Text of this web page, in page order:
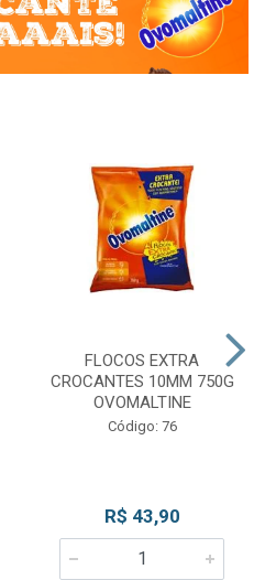
FLOCOS EXTRA
CROCANTES 10MM 750G
OVOMALTINE
Código: 76
R$ 43,90